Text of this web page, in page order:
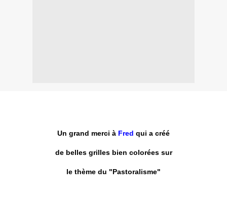
Un grand merci à Fred qui a créé
de belles grilles bien colorées sur
le thème du "Pastoralisme"